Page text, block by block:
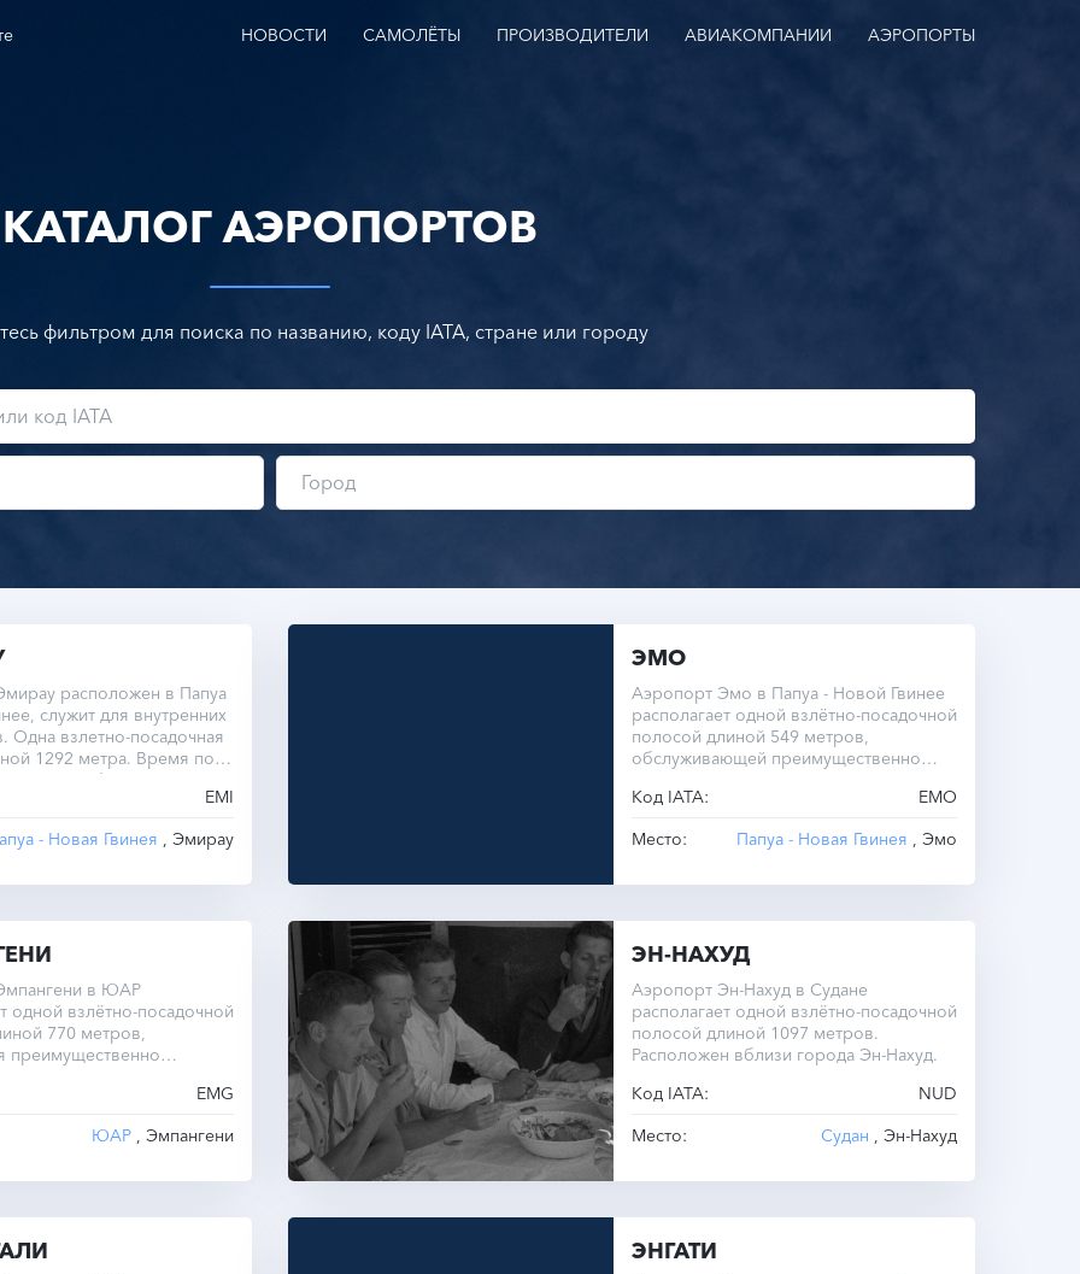
НОВОСТИ САМОЛЁТЫ ПРОИЗВОДИТЕЛИ АВИАКОМПАНИИ АЭРОПОРТЫ
КАТАЛОГ АЭРОПОРТОВ
фильтром для поиска по названию, коду IATA, стране или городу
расположен в Папуа
служит для внутренних
Одна взлетно-посадочная
1292 метра. Время по
графику одинаково:
EMI
- Новая Гвинея , Эмирау
ЭМО
Аэропорт Эмо в Папуа - Новой Гвинее
располагает одной взлётно-посадочной
полосой длиной 549 метров,
обслуживающей преимущественно
Код IATA:
EMO
Место:
Папуа - Новая Гвинея , Эмо
в ЮАР
одной взлётно-посадочной
770 метров,
преимущественно
EMG
ЮАР , Эмпангени
ЭН-НАХУД
Аэропорт Эн-Нахуд в Судане
располагает одной взлётно-посадочной
полосой длиной 1097 метров.
Расположен вблизи города Эн-Нахуд.
Код IATA:
NUD
Место:
Судан , Эн-Нахуд
ЭНГАТИ